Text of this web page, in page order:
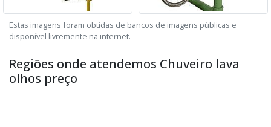
Estas imagens foram obtidas de bancos de imagens públicas e
disponível livremente na internet.
Regiões onde atendemos Chuveiro lava
olhos preço